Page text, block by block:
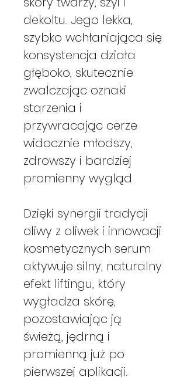
dekoltu. Jego lekka,
szybko wchłaniająca się
konsystencja działa
głęboko, skutecznie
zwalczając oznaki
starzenia i
przywracając cerze
widocznie młodszy,
zdrowszy i bardziej
promienny wygląd.
Dzięki synergii tradycji
oliwy z oliwek i innowacji
kosmetycznych serum
aktywuje silny, naturalny
efekt liftingu, który
wygładza skórę,
pozostawiając ją
świeżą, jędrną i
promienną już po
pierwszej aplikacji.